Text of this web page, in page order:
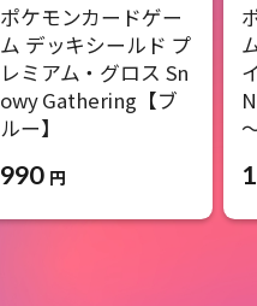
ポケモンカードゲー
ム デッキシールド プ
レミアム・グロス Sn
owy Gathering【ブ
ルー】
990 円